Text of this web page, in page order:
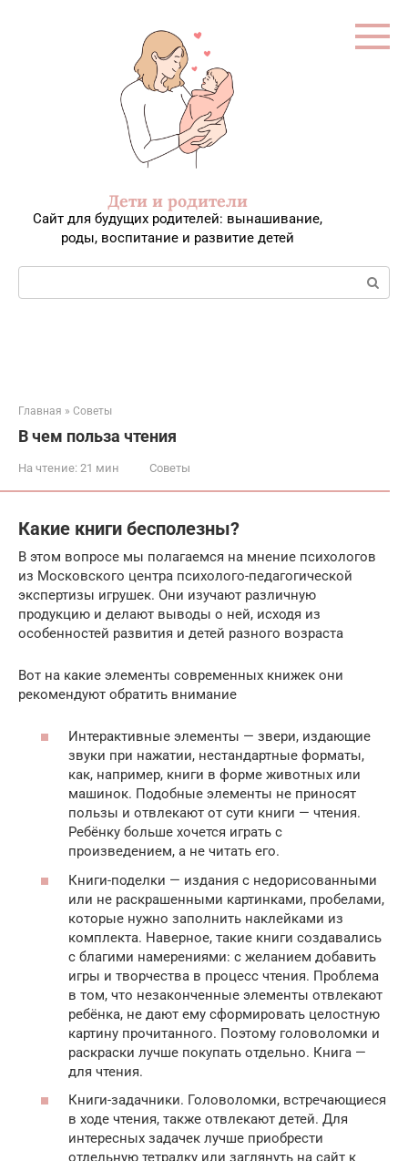
Дети и родители
Сайт для будущих родителей: вынашивание,
роды, воспитание и развитие детей
Поиск:
Главная » Советы
В чем польза чтения
На чтение: 21 мин Советы
Какие книги бесполезны?
В этом вопросе мы полагаемся на мнение психологов
из Московского центра психолого-педагогической
экспертизы игрушек. Они изучают различную
продукцию и делают выводы о ней, исходя из
особенностей развития и детей разного возраста
Вот на какие элементы современных книжек они
рекомендуют обратить внимание
Интерактивные элементы — звери, издающие
звуки при нажатии, нестандартные форматы,
как, например, книги в форме животных или
машинок. Подобные элементы не приносят
пользы и отвлекают от сути книги — чтения.
Ребёнку больше хочется играть с
произведением, а не читать его.
Книги-поделки — издания с недорисованными
или не раскрашенными картинками, пробелами,
которые нужно заполнить наклейками из
комплекта. Наверное, такие книги создавались
с благими намерениями: с желанием добавить
игры и творчества в процесс чтения. Проблема
в том, что незаконченные элементы отвлекают
ребёнка, не дают ему сформировать целостную
картину прочитанного. Поэтому головоломки и
раскраски лучше покупать отдельно. Книга —
для чтения.
Книги-задачники. Головоломки, встречающиеся
в ходе чтения, также отвлекают детей. Для
интересных задачек лучше приобрести
отдельную тетрадку или заглянуть на сайт к